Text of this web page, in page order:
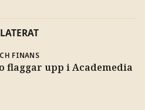
FINANS
flaggar upp i Academedia